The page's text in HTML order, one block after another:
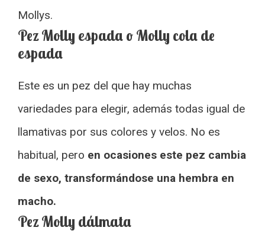
Mollys.
Pez Molly espada o Molly cola de
espada
Este es un pez del que hay muchas
variedades para elegir, además todas igual de
llamativas por sus colores y velos. No es
habitual, pero en ocasiones este pez cambia
de sexo, transformándose una hembra en
macho.
Pez Molly dálmata